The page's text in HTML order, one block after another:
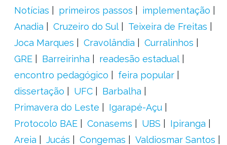
Notícias
primeiros passos
implementação
Anadia
Cruzeiro do Sul
Teixeira de Freitas
Joca Marques
Cravolândia
Curralinhos
GRE
Barreirinha
readesão estadual
encontro pedagógico
feira popular
dissertação
UFC
Barbalha
Primavera do Leste
Igarapé-Açu
Protocolo BAE
Conasems UBS
Ipiranga
Areia
Jucás Congemas Valdiosmar Santos